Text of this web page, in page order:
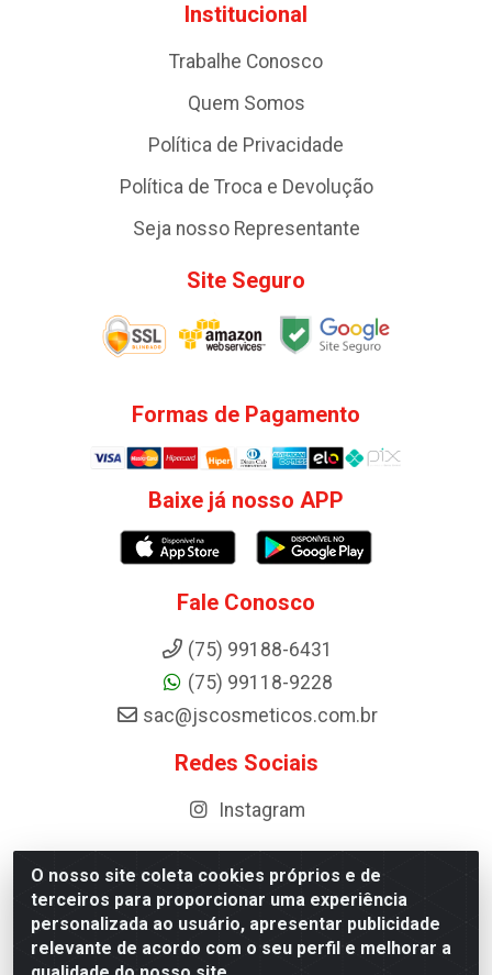
O nosso site coleta cookies próprios e de
terceiros para proporcionar uma experiência
personalizada ao usuário, apresentar publicidade
relevante de acordo com o seu perfil e melhorar a
Institucional
Trabalhe Conosco
Quem Somos
Política de Privacidade
Política de Troca e Devolução
Seja nosso Representante
Site Seguro
Formas de Pagamento
Baixe já nosso APP
Fale Conosco
(75) 99188-6431
(75) 99118-9228
sac@jscosmeticos.com.br
Redes Sociais
Instagram
Distribuidora de Cosméticos Antoneto LTDA - BA-052,
km 87 - Industrial, Ipirá - BA, 44600-000 - CNPJ
10.984.107/0001-75